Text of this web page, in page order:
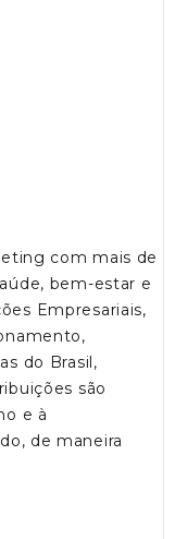
com mais de
bem-estar e
Empresariais,
do Brasil,
são
e à
de maneira